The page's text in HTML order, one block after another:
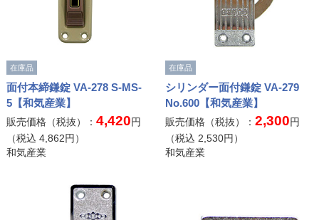
在庫品
面付本締鎌錠 VA-278 S-MS-
5【和気産業】
販売価格（税抜）： 4,420円
（税込 4,862円）
和気産業
在庫品
シリンダー面付鎌錠 VA-279
No.600【和気産業】
販売価格（税抜）：2,300円
（税込 2,530円）
和気産業